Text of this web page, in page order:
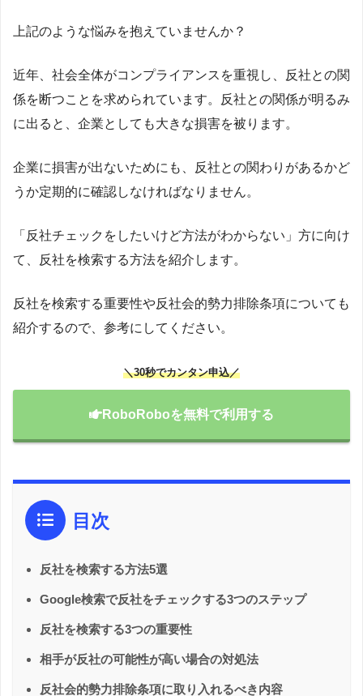
上記のような悩みを抱えていませんか？
近年、社会全体がコンプライアンスを重視し、反社との関
係を断つことを求められています。反社との関係が明るみ
に出ると、企業としても大きな損害を被ります。
企業に損害が出ないためにも、反社との関わりがあるかど
うか定期的に確認しなければなりません。
「反社チェックをしたいけど方法がわからない」方に向け
て、反社を検索する方法を紹介します。
反社を検索する重要性や反社会的勢力排除条項についても
紹介するので、参考にしてください。
＼30秒でカンタン申込／
RoboRoboを無料で利用する
目次
反社を検索する方法5選
Google検索で反社をチェックする3つのステップ
反社を検索する3つの重要性
相手が反社の可能性が高い場合の対処法
反社会的勢力排除条項に取り入れるべき内容